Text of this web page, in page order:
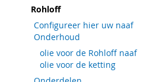
Rohloff
Configureer hier uw naaf
Onderhoud
olie voor de Rohloff naaf
olie voor de ketting